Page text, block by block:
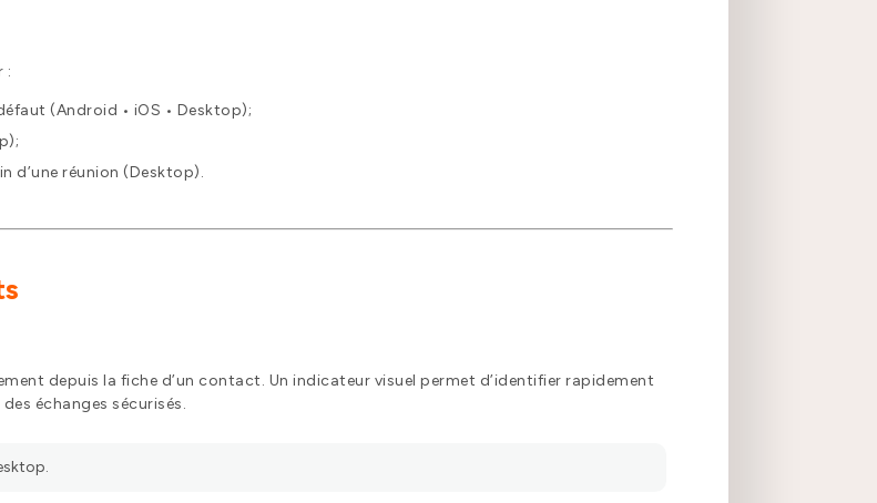
:
(Android • iOS • Desktop);
d’une réunion (Desktop).
depuis la fiche d’un contact. Un indicateur visuel permet d’identifier rapidement
échanges sécurisés.